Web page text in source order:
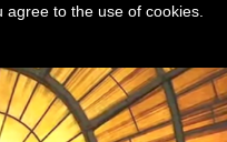
to the use of cookies.